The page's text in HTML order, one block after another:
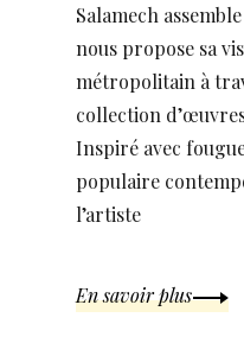
Salamech
nous propose sa
métropolitain à
collection
Inspiré avec
populaire
l’artiste
En savoir plus